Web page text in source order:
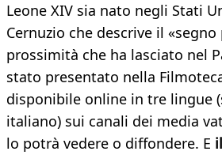
Leone XIV sia nato negli Stati
Cernuzio che descrive il
prossimità che ha lasciato nel
stato presentato nella
disponibile online in tre lingue
italiano) sui canali dei media
lo potrà vedere o diffondere. E